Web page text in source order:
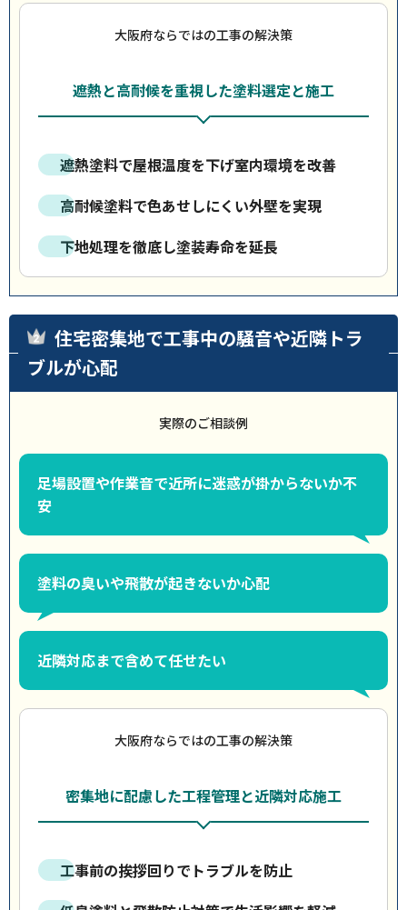
大阪府ならではの工事の解決策
遮熱と高耐候を重視した塗料選定と施工
遮熱塗料で屋根温度を下げ室内環境を改善
高耐候塗料で色あせしにくい外壁を実現
下地処理を徹底し塗装寿命を延長
住宅密集地で工事中の騒音や近隣トラ
ブルが心配
実際のご相談例
足場設置や作業音で近所に迷惑が掛からないか不
安
塗料の臭いや飛散が起きないか心配
近隣対応まで含めて任せたい
大阪府ならではの工事の解決策
密集地に配慮した工程管理と近隣対応施工
工事前の挨拶回りでトラブルを防止